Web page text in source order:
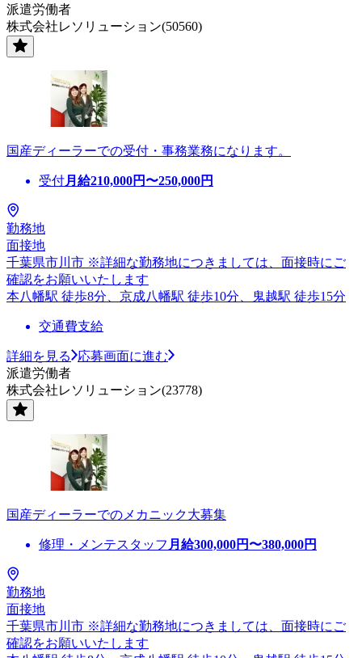
派遣労働者
株式会社レソリューション(50560)
国産ディーラーでの受付・事務業務になります。
受付月給210,000円〜250,000円
勤務地
面接地
千葉県市川市 ※詳細な勤務地につきましては、面接時にご
確認をお願いいたします
本八幡駅 徒歩8分、京成八幡駅 徒歩10分、鬼越駅 徒歩15分
交通費支給
詳細を見る
応募画面に進む
派遣労働者
株式会社レソリューション(23778)
国産ディーラーでのメカニック大募集
修理・メンテスタッフ 月給300,000円〜380,000円
勤務地
面接地
千葉県市川市 ※詳細な勤務地につきましては、面接時にご
確認をお願いいたします